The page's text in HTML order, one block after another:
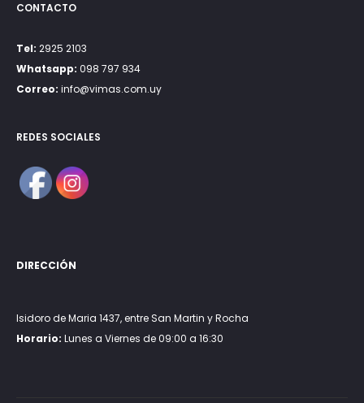
CONTACTO
Tel: 2925 2103
Whatsapp: 098 797 934
Correo: info@vimas.com.uy
REDES SOCIALES
DIRECCIÓN
Isidoro de Maria 1437, entre San Martin y Rocha
Horario: Lunes a Viernes de 09:00 a 16:30